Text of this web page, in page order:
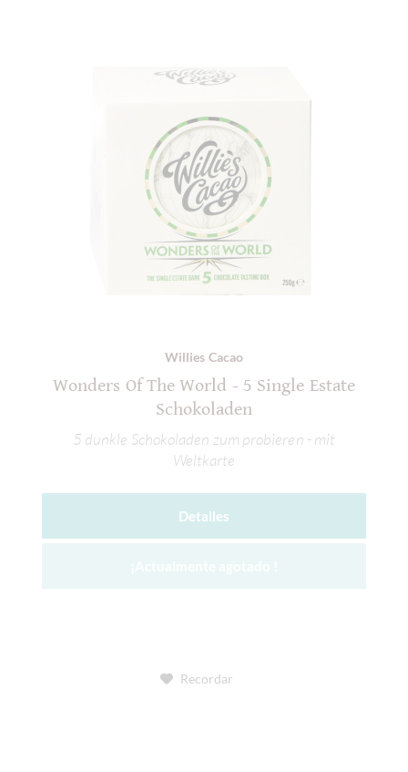
Willies Cacao
Wonders Of The World - 5 Single Estate
Schokoladen
5 dunkle Schokoladen zum probieren - mit
Weltkarte
Detalles
Recordar